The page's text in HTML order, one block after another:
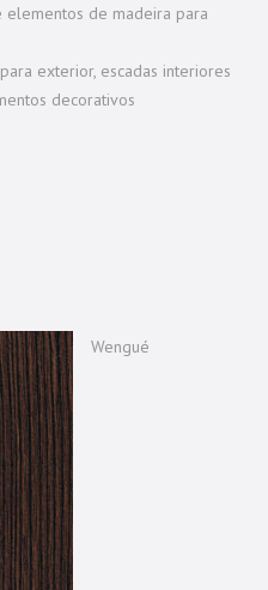
elementos de madeira para
exterior, escadas interiores
decorativos
Wengué